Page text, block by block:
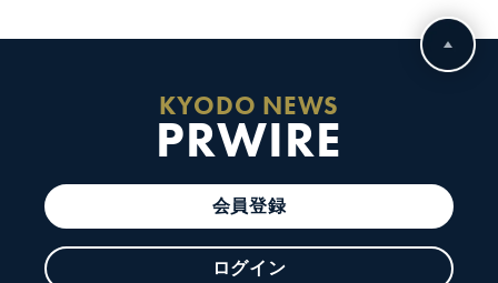
KYODO NEWS
PRWIRE
会員登録
ログイン